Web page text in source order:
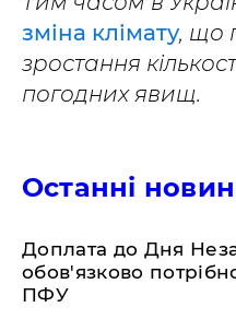
зміна клімату, що
зростання
погодних явищ.
Останні
Доплата до Дня
обов'язково
ПФУ